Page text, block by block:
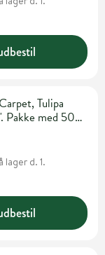
Tulipa
Pakke med 50
lager d. 1.